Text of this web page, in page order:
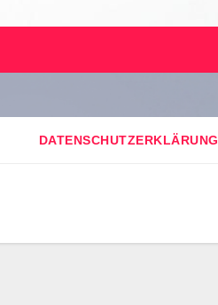
DATENSCHUTZERKLÄRUNG